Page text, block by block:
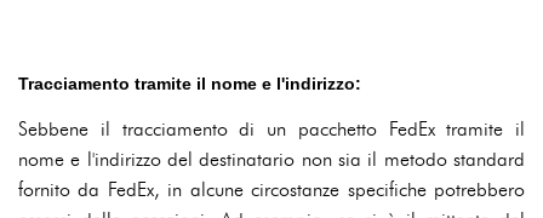
Tracciamento tramite il nome e l'indirizzo:
Sebbene il tracciamento di un pacchetto FedEx tramite il
nome e l'indirizzo del destinatario non sia il metodo standard
fornito da FedEx, in alcune circostanze specifiche potrebbero